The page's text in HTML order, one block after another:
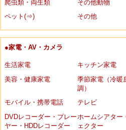
爬虫類・両生類
その他動物
ペット(⇒)
その他
●家電・AV・カメラ
生活家電
キッチン家電
美容・健康家電
季節家電（冷暖
調）
モバイル・携帯電話
テレビ
DVDレコーダー・プレー
ヤー・HDDレコーダー
ホームシアター
ェクター